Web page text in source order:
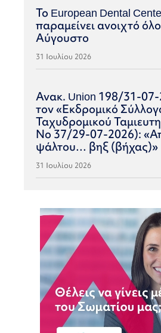
Το European Dental
παραμείνει ανοιχτό
Αύγουστο
31 Ιουλίου 2026
Ανακ. Union 198/31-
τον «Εκδρομικό
Ταχυδρομικού
Νο 37/29-07-2026):
ψάλτου… βηξ (βήχας)»
31 Ιουλίου 2026